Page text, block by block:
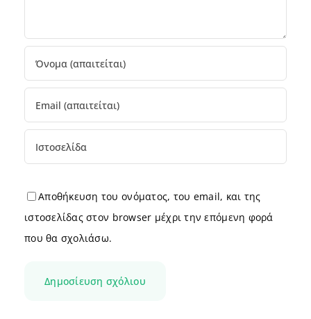
Αποθήκευση του ονόματος, του email, και της
ιστοσελίδας στον browser μέχρι την επόμενη φορά
που θα σχολιάσω.